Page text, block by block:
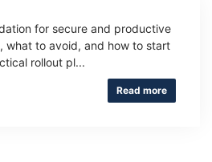
for secure and productive
what to avoid, and how to start
rollout pl...
Read more